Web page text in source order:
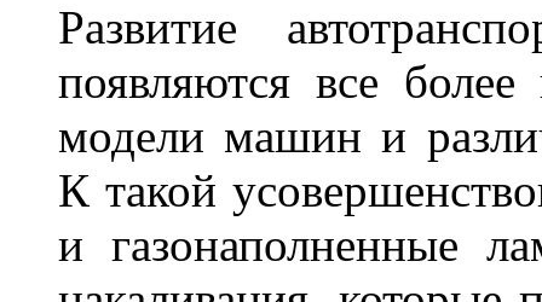
Развитие
появляются все
модели машин и
К такой
и газонаполненные